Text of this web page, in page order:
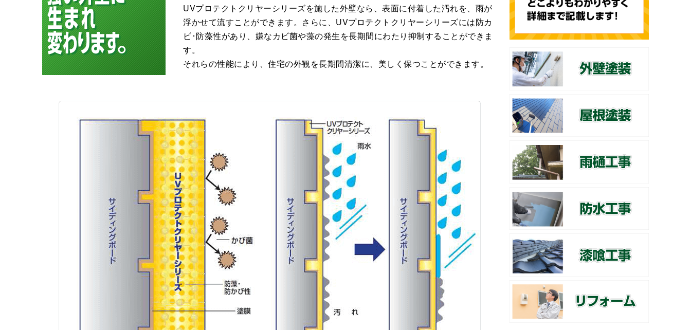
UVプロテクトクリヤーシリーズを施した外壁なら、表⾯に付着した汚れを、⾬が
浮かせて流すことができます。さらに、UVプロテクトクリヤーシリーズには防カ
ビ･防藻性があり、嫌なカビ菌や藻の発⽣を⻑期間にわたり抑制することができま
す。
それらの性能により、住宅の外観を⻑期間清潔に、美しく保つことができます。